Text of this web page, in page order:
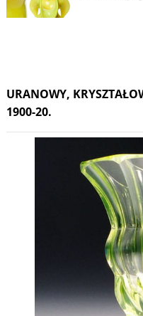
URANOWY,
1900-20.